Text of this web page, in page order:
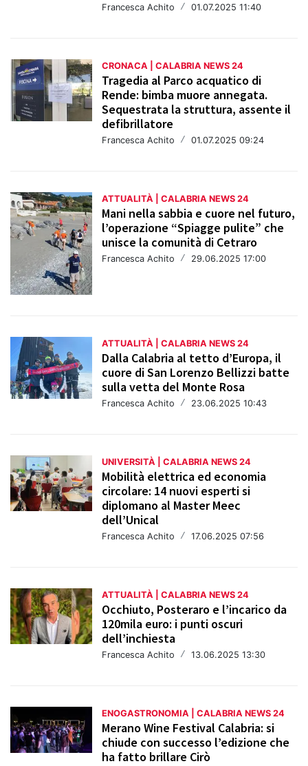
Francesca Achito / 01.07.2025 11:40
CRONACA | CALABRIA NEWS 24
Tragedia al Parco acquatico di
Rende: bimba muore annegata.
Sequestrata la struttura, assente il
defibrillatore
Francesca Achito / 01.07.2025 09:24
ATTUALITÀ | CALABRIA NEWS 24
Mani nella sabbia e cuore nel futuro,
l’operazione “Spiagge pulite” che
unisce la comunità di Cetraro
Francesca Achito / 29.06.2025 17:00
ATTUALITÀ | CALABRIA NEWS 24
Dalla Calabria al tetto d’Europa, il
cuore di San Lorenzo Bellizzi batte
sulla vetta del Monte Rosa
Francesca Achito / 23.06.2025 10:43
UNIVERSITÀ | CALABRIA NEWS 24
Mobilità elettrica ed economia
circolare: 14 nuovi esperti si
diplomano al Master Meec
dell’Unical
Francesca Achito / 17.06.2025 07:56
ATTUALITÀ | CALABRIA NEWS 24
Occhiuto, Posteraro e l’incarico da
120mila euro: i punti oscuri
dell’inchiesta
Francesca Achito / 13.06.2025 13:30
ENOGASTRONOMIA | CALABRIA NEWS 24
Merano Wine Festival Calabria: si
chiude con successo l’edizione che
ha fatto brillare Cirò